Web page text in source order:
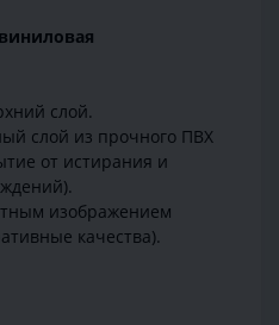
слой.
слой из прочного ПВХ
от истирания и
изображением
качества).